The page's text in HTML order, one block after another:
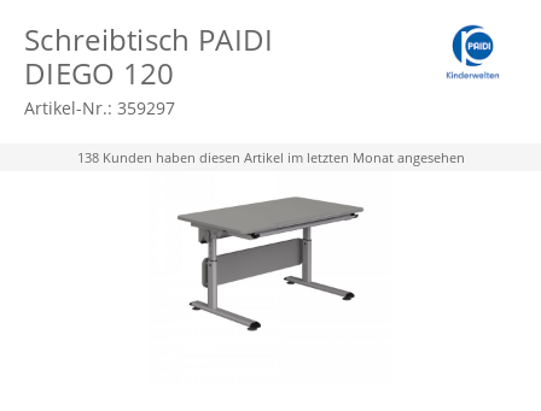
Schreibtisch PAIDI
DIEGO 120
Artikel-Nr.: 359297
138 Kunden haben diesen Artikel im letzten Monat angesehen